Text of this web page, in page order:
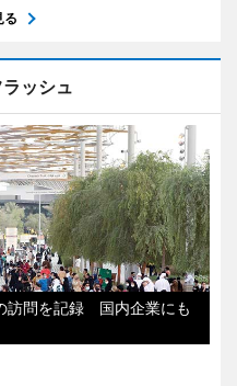
る
ッシュ
訪問を記録 国内企業にも